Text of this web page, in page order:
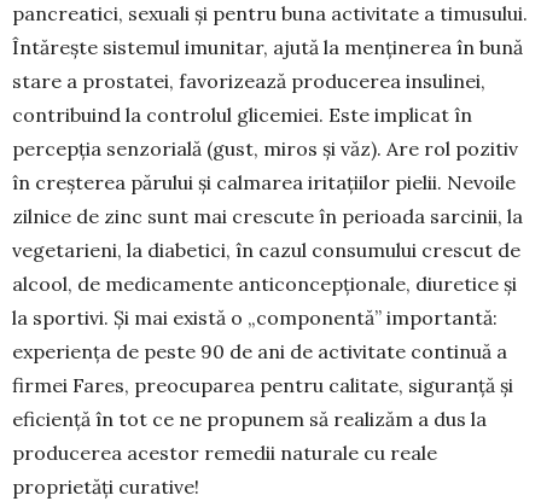
pancreatici, sexuali și pentru buna activitate a ti­musului.
Întă­reș­­te sistemul imu­­nitar, ajută la menținerea în bu­nă
stare a pros­tatei, favorizează producerea insu­linei,
contribuind la controlul glice­miei. Este im­pli­cat în
percepția senzorială (gust, miros și văz). Are rol pozitiv
în creșterea părului și calmarea iritațiilor pielii. Nevoile
zilnice de zinc sunt mai crescute în pe­rioada sarcinii, la
vegetarieni, la diabetici, în ca­zul consumului crescut de
alcool, de medica­mente anticoncepționale, diuretice și
la sportivi. Și mai există o „componentă” importantă:
expe­­riența de peste 90 de ani de activitate continuă a
firmei Fares, preocuparea pentru calitate, si­guranță și
eficiență în tot ce ne propunem să realizăm a dus la
producerea acestor remedii naturale cu reale
proprietăți curative!